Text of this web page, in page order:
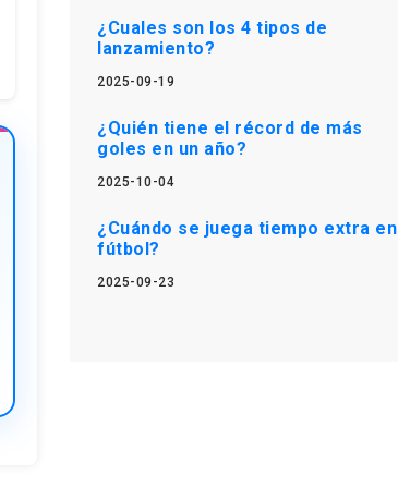
¿Cuales son los 4 tipos de
lanzamiento?
2025-09-19
¿Quién tiene el récord de más
goles en un año?
2025-10-04
¿Cuándo se juega tiempo extra en
fútbol?
2025-09-23